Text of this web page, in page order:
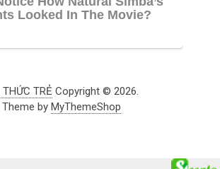
THỨC TRẺ Copyright © 2026.
Theme by MyThemeShop